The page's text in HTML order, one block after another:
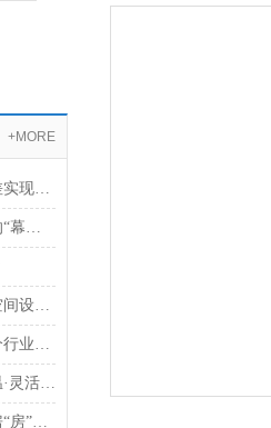
+MORE
高温烘房的烘干核心：依托温差实现热量与水分的双向传递
高温烘干房烘箱：多行业生产的“幕后支持者“
解剖高温烘干房的结构设计：空间设计与密闭性能
无尘洁净高温烘干房可满足多个行业需求
格特品牌高温烘干房：广阔保温·灵活控温湿·快速搭建
武汉格特讲解步入式高温烘干房“房”名由来